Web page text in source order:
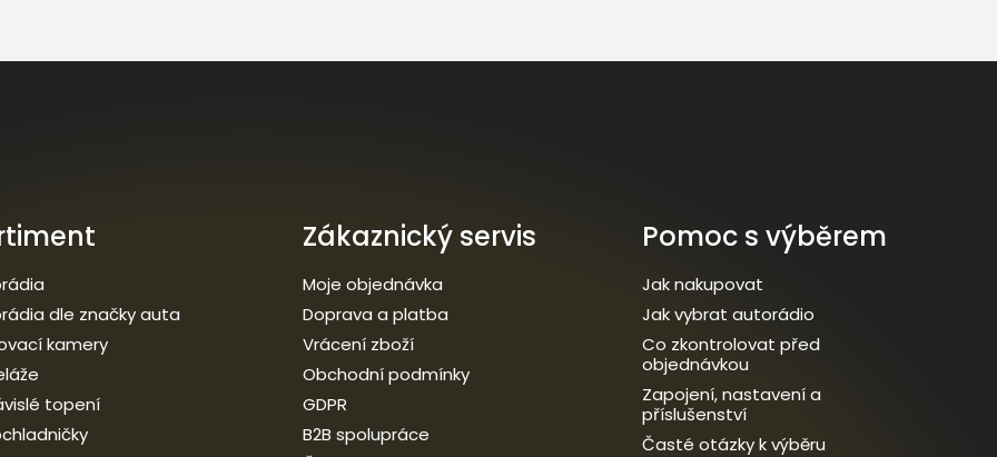
dle značky auta
kamery
topení
Zákaznický servis
Moje objednávka
Doprava a platba
Vrácení zboží
Obchodní podmínky
GDPR
B2B spolupráce
Pomoc s výběrem
Jak nakupovat
Jak vybrat autorádio
Co zkontrolovat před
objednávkou
Zapojení, nastavení a
příslušenství
Časté otázky k výběru